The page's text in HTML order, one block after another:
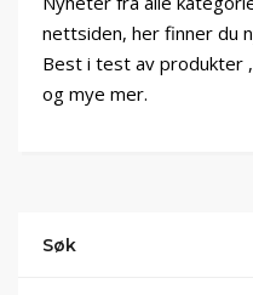
nettsiden, her finner du
Best i test av produkter
og mye mer.
Søk